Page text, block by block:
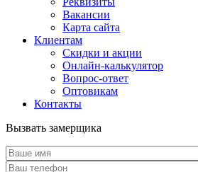
Вакансии
Карта сайта
Клиентам
Скидки и акции
Онлайн-калькулятор
Вопрос-ответ
Оптовикам
Контакты
Вызвать замерщика